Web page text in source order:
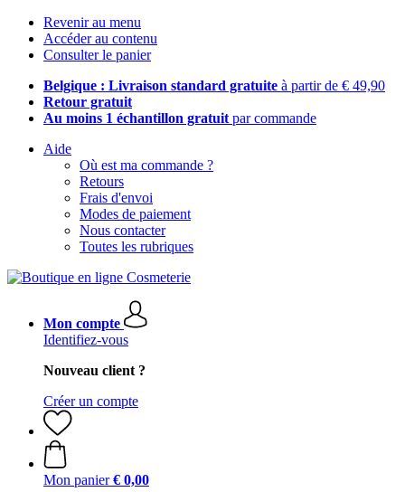
Revenir au menu
Accéder au contenu
Consulter le panier
Belgique : Livraison standard gratuite à partir de € 49,90
Retour gratuit
Au moins 1 échantillon gratuit par commande
Aide
Où est ma commande ?
Retours
Frais d'envoi
Modes de paiement
Nous contacter
Toutes les rubriques
Mon compte
Identifiez-vous
Nouveau client ?
Créer un compte
Mon panier € 0,00